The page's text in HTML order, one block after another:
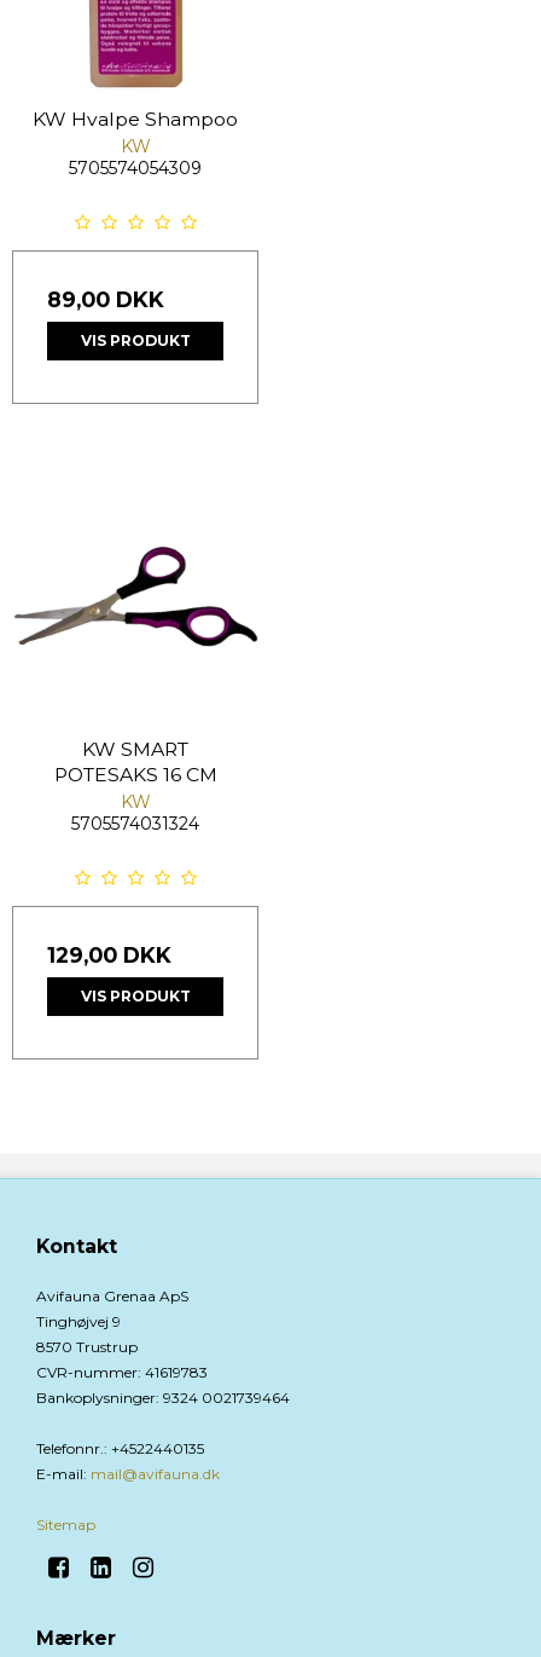
KW Hvalpe Shampoo
KW
5705574054309
89,00 DKK
VIS PRODUKT
KW SMART
POTESAKS 16 CM
KW
5705574031324
129,00 DKK
VIS PRODUKT
Kontakt
Avifauna Grenaa ApS
Tinghøjvej 9
8570 Trustrup
CVR-nummer: 41619783
Bankoplysninger: 9324 0021739464
Telefonnr.: +4522440135
E-mail: mail@avifauna.dk
Sitemap
Mærker